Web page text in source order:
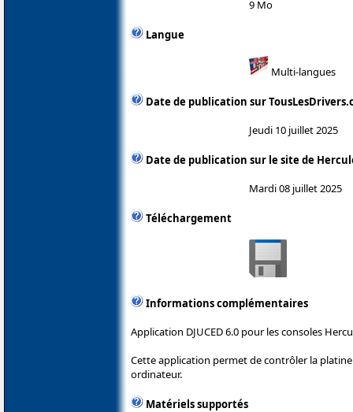
9 Mo
Langue
Multi-langues
Date de publication sur
Jeudi 10 juillet 2025
Date de publication sur le site de
Mardi 08 juillet 2025
Téléchargement
Informations complémentaires
Application DJUCED 6.0 pour les consoles
Cette application permet de contrôler la
ordinateur.
Matériels supportés